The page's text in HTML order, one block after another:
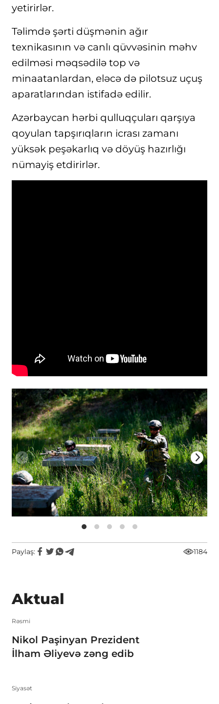
yetirirlər.
Təlimdə şərti düşmənin ağır
texnikasının və canlı qüvvəsinin məhv
edilməsi məqsədilə top və
minaatanlardan, eləcə də pilotsuz uçuş
aparatlarından istifadə edilir.
Azərbaycan hərbi qulluqçuları qarşıya
qoyulan tapşırıqların icrası zamanı
yüksək peşəkarlıq və döyüş hazırlığı
nümayiş etdirirlər.
Paylaş: 1184
Aktual
Rəsmi
Nikol Paşinyan Prezident
İlham Əliyevə zəng edib
Siyasət